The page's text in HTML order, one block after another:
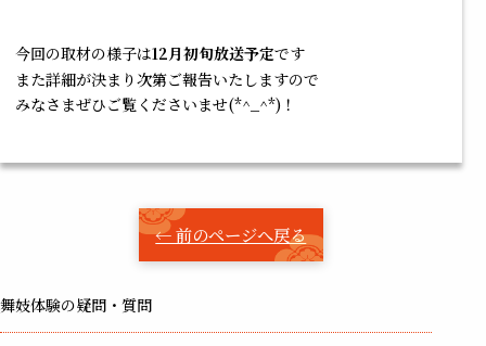
舞妓体験の疑問・質問
今回の取材の様子は12月初旬放送予定です
また詳細が決まり次第ご報告いたしますので
みなさまぜひご覧くださいませ(*^_^*)！
← 前のページへ戻る